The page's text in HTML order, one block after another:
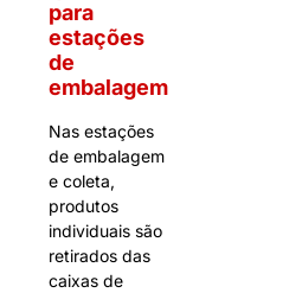
para
estações
de
embalagem
Nas estações
de embalagem
e coleta,
produtos
individuais são
retirados das
caixas de